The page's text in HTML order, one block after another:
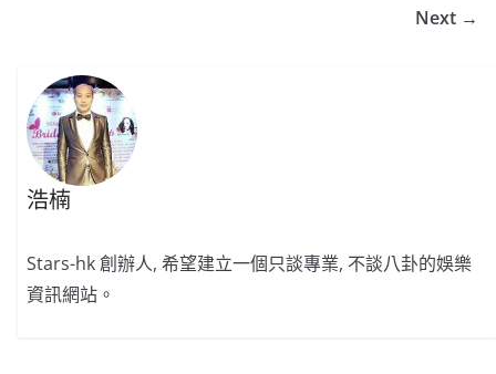
Next →
浩楠
Stars-hk 創辦人, 希望建立一個只談專業, 不談八卦的娛樂
資訊網站。